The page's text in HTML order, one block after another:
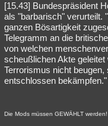
[15.43] Bundespräsident
als "barbarisch" verurteilt.
ganzen Bösartigkeit
Telegramm an die
von welchen
scheußlichen Akte
Terrorismus nicht
entschlossen bekämpfen."
Die Mods müssen GEWÄHLT werden!